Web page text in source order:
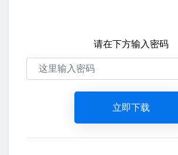
请在下方输入密码
立即下载